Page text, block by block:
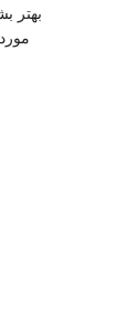
بهتر